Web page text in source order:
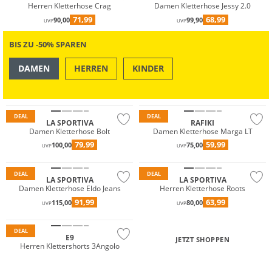
Herren Kletterhose Crag
UVP90,00 71,99
Damen Kletterhose Jessy 2.0
UVP99,90 68,99
BIS ZU -50% SPAREN
DAMEN HERREN KINDER
DEAL
LA SPORTIVA
Damen Kletterhose Bolt
UVP100,00 79,99
DEAL
RAFIKI
Damen Kletterhose Marga LT
UVP75,00 59,99
DEAL
LA SPORTIVA
Damen Kletterhose Eldo Jeans
UVP115,00 91,99
DEAL
LA SPORTIVA
Herren Kletterhose Roots
UVP80,00 63,99
DEAL
E9
Herren Klettershorts 3Angolo
JETZT SHOPPEN